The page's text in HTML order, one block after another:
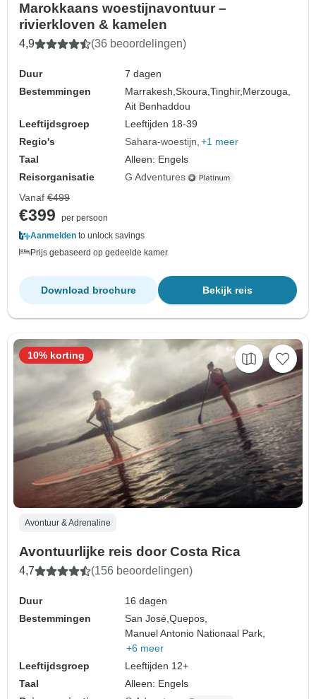
Marokkaans woestijnavontuur –
rivierkloven & kamelen
4,9 (36 beoordelingen)
Duur
7 dagen
Bestemmingen
Marrakesh,Skoura,Tinghir, Merzouga,
Ait Benhaddou
Leeftijdsgroep
Leeftijden 18-39
Regio's
Sahara-woestijn +1 meer
Taal
Alleen: Engels
Reisorganisatie
G Adventures
Vanaf €499
€399
per persoon
Aanmelden to unlock savings
Prijs gebaseerd op gedeelde kamer
Bekijk reis
Download brochure
Avontuur & Adrenaline
Avontuurlijke reis door Costa Rica
4,7 (156 beoordelingen)
Duur
16 dagen
Bestemmingen
San José,Quepos,
Manuel Antonio Nationaal Park,
+6 meer
Leeftijdsgroep
Leeftijden 12+
Taal
Alleen: Engels
10% korting